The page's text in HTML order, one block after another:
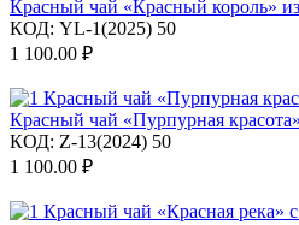
Красный чай «Красный король»
КОД: YL-1(2025) 50
1 100.00 ₽
Красный чай «Пурпурная
КОД: Z-13(2024) 50
1 100.00 ₽